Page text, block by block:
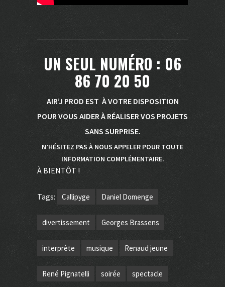
UN SEUL NUMÉRO : 06
86 70 20 50
AIR’J PROD EST À VOTRE DISPOSITION
POUR VOUS AIDER À RÉALISER VOS PROJETS
SANS SURPRISE.
N’HÉSITEZ PAS À NOUS APPELER POUR TOUTE
INFORMATION COMPLÉMENTAIRE.
À BIENTÔT !
Tags: Callipyge Daniel Domenge
divertissement Georges Brassens
interprète musique Renaud jeune
René Pignatelli soirée spectacle